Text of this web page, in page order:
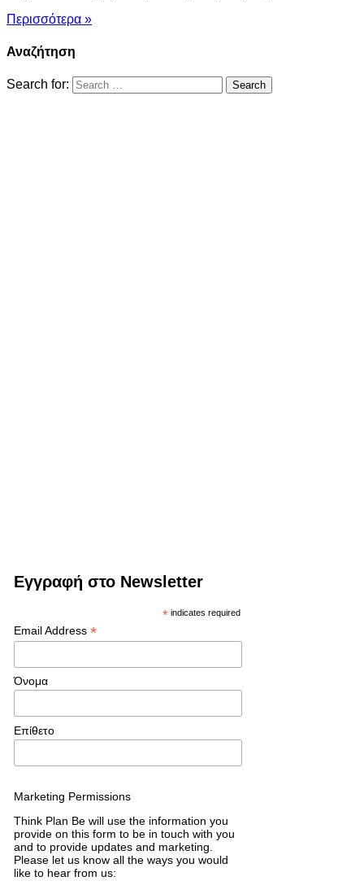
Περισσότερα »
Αναζήτηση
Search for:
Εγγραφή στο Newsletter
* indicates required
Email Address *
Όνομα
Επίθετο
Marketing Permissions
Think Plan Be will use the information you
provide on this form to be in touch with you
and to provide updates and marketing.
Please let us know all the ways you would
like to hear from us: